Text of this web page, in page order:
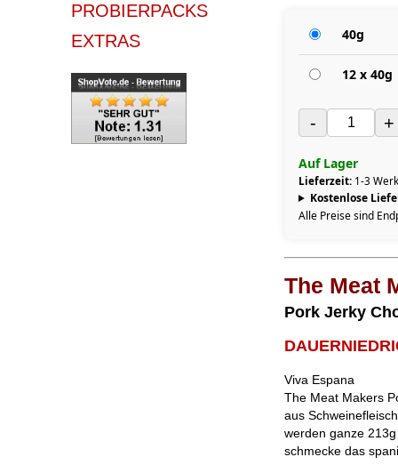
PROBIERPACKS
EXTRAS
40g
12 x 40g
- +
Auf Lager
Lieferzeit: 1-3
Kostenlose
Alle Preise sind
The Meat
Pork Jerky
Viva Espana
The Meat Makers
aus
werden ganze
schmecke das